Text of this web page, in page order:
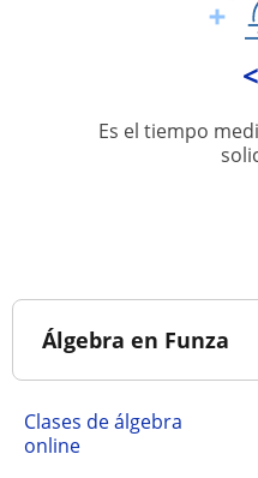
Es el tiempo
Álgebra en Funza
Clases de álgebra
online